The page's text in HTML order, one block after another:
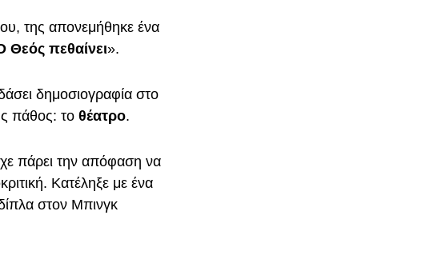
της απονεμήθηκε ένα
Θεός πεθαίνει».
δημοσιογραφία στο
πάθος: το θέατρο.
πάρει την απόφαση να
Κατέληξε με ένα
στον Μπινγκ